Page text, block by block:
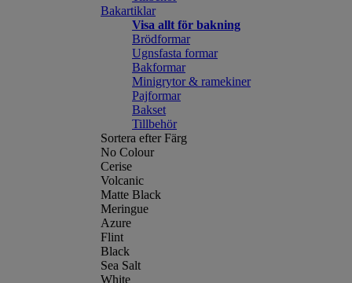
Bakartiklar
Visa allt för bakning
Brödformar
Ugnsfasta formar
Bakformar
Minigrytor & ramekiner
Pajformar
Bakset
Tillbehör
Sortera efter Färg
No Colour
Cerise
Volcanic
Matte Black
Meringue
Azure
Flint
Black
Sea Salt
White